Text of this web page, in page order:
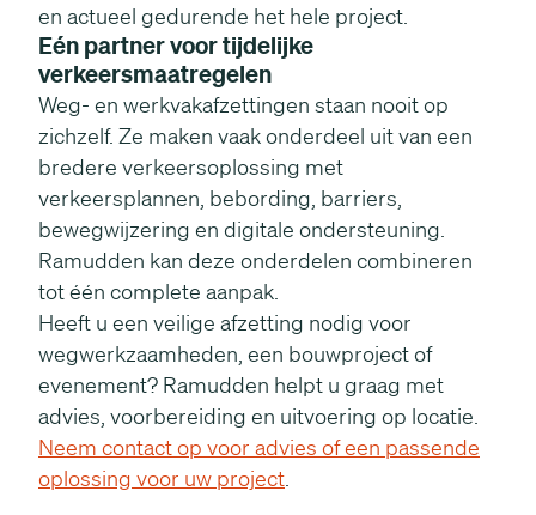
en actueel gedurende het hele project.
Eén partner voor tijdelijke
verkeersmaatregelen
Weg- en werkvakafzettingen staan nooit op
zichzelf. Ze maken vaak onderdeel uit van een
bredere verkeersoplossing met
verkeersplannen, bebording, barriers,
bewegwijzering en digitale ondersteuning.
Ramudden kan deze onderdelen combineren
tot één complete aanpak.
Heeft u een veilige afzetting nodig voor
wegwerkzaamheden, een bouwproject of
evenement? Ramudden helpt u graag met
advies, voorbereiding en uitvoering op locatie.
Neem contact op voor advies of een passende
oplossing voor uw project